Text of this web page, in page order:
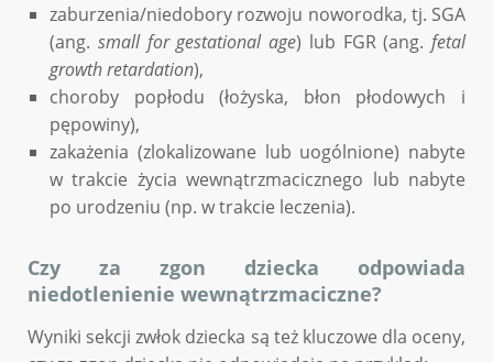
zaburzenia/niedobory rozwoju noworodka, tj. SGA
(ang. small for gestational age) lub FGR (ang. fetal
growth retardation),
choroby popłodu (łożyska, błon płodowych i
pępowiny),
zakażenia (zlokalizowane lub uogólnione) nabyte
w trakcie życia wewnątrzmacicznego lub nabyte
po urodzeniu (np. w trakcie leczenia).
Czy za zgon dziecka odpowiada
niedotlenienie wewnątrzmaciczne?
Wyniki sekcji zwłok dziecka są też kluczowe dla oceny,